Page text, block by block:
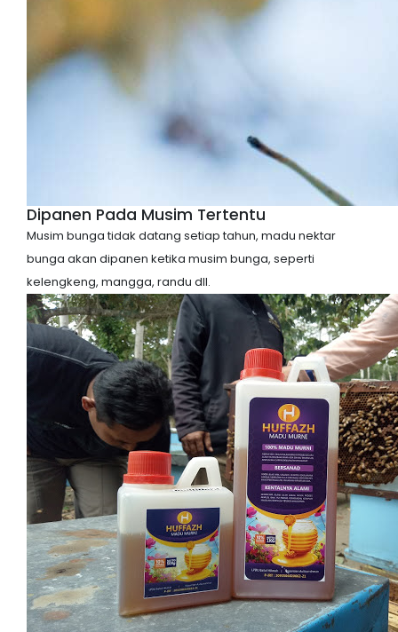
Dipanen Pada Musim Tertentu
Musim bunga tidak datang setiap tahun, madu nektar
bunga akan dipanen ketika musim bunga, seperti
kelengkeng, mangga, randu dll.